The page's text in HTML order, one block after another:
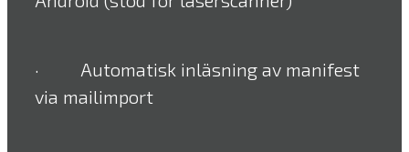
· Automatisk inläsning av manifest
via mailimport